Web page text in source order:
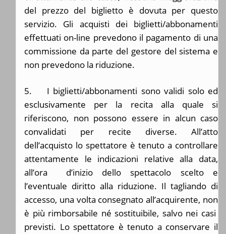
del prezzo del biglietto è dovuta per questo
servizio. Gli acquisti dei biglietti/abbonamenti
effettuati on-line prevedono il pagamento di una
commissione da parte del gestore del sistema e
non prevedono la riduzione.
5. I biglietti/abbonamenti sono validi solo ed
esclusivamente per la recita alla quale si
riferiscono, non possono essere in alcun caso
convalidati per recite diverse. All’atto
dell’acquisto lo spettatore è tenuto a controllare
attentamente le indicazioni relative alla data,
all’ora d’inizio dello spettacolo scelto e
l’eventuale diritto alla riduzione. Il tagliando di
accesso, una volta consegnato all’acquirente, non
è più rimborsabile né sostituibile, salvo nei casi
previsti. Lo spettatore è tenuto a conservare il